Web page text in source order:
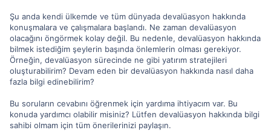
Şu anda kendi ülkemde ve tüm dünyada devalüasyon hakkında
konuşmalara ve çalışmalara başlandı. Ne zaman devalüasyon
olacağını öngörmek kolay değil. Bu nedenle, devalüasyon hakkında
bilmek istediğim şeylerin başında önlemlerin olması gerekiyor.
Örneğin, devalüasyon sürecinde ne gibi yatırım stratejileri
oluşturabilirim? Devam eden bir devalüasyon hakkında nasıl daha
fazla bilgi edinebilirim?
Bu soruların cevabını öğrenmek için yardıma ihtiyacım var. Bu
konuda yardımcı olabilir misiniz? Lütfen devalüasyon hakkında bilgi
sahibi olmam için tüm önerilerinizi paylaşın.